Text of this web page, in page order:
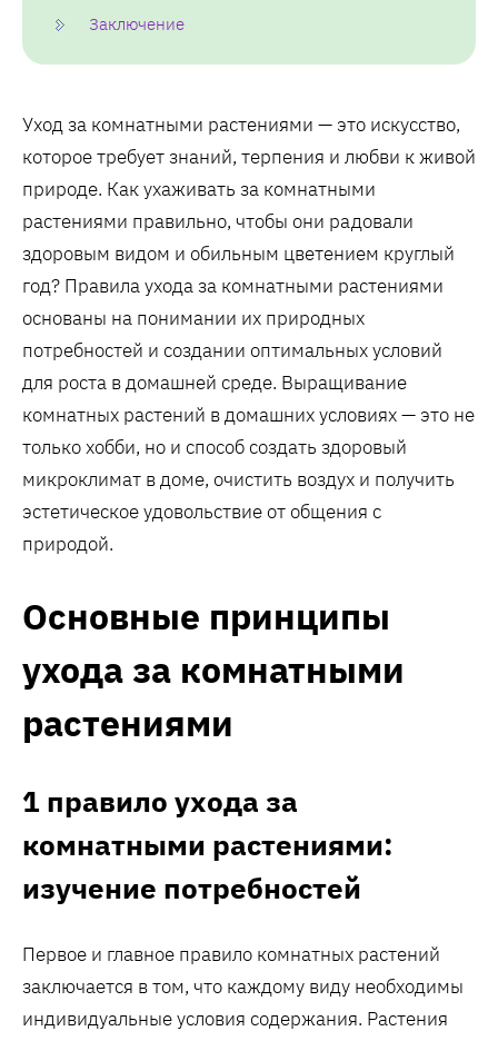
Заключение
Уход за комнатными растениями — это искусство,
которое требует знаний, терпения и любви к живой
природе. Как ухаживать за комнатными
растениями правильно, чтобы они радовали
здоровым видом и обильным цветением круглый
год? Правила ухода за комнатными растениями
основаны на понимании их природных
потребностей и создании оптимальных условий
для роста в домашней среде. Выращивание
комнатных растений в домашних условиях — это не
только хобби, но и способ создать здоровый
микроклимат в доме, очистить воздух и получить
эстетическое удовольствие от общения с
природой.
Основные принципы
ухода за комнатными
растениями
1 правило ухода за
комнатными растениями:
изучение потребностей
Первое и главное правило комнатных растений
заключается в том, что каждому виду необходимы
индивидуальные условия содержания. Растения